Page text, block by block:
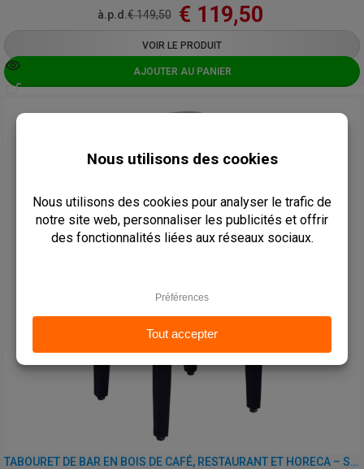
à.p.d.€149,50 € 119,50
VOIR LE PRODUIT
AJOUTER AU PANIER
TABOURET DE BAR EN BOIS DE CAFÉ, RESTAURANT ET HORECA – SANJA – SIMILI CUIR